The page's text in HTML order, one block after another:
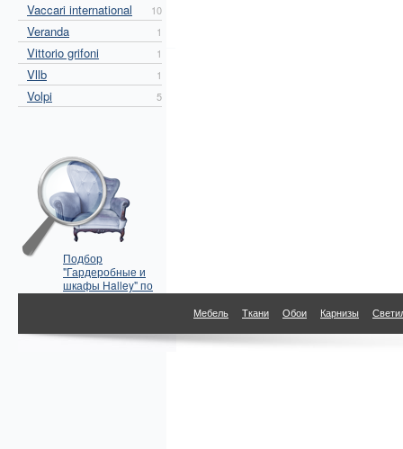
Vaccari international 10
Veranda 1
Vittorio grifoni 1
Vllb 1
Volpi 5
Подбор
"Гардеробные и
шкафы Halley" по
параметрам
Мебель Ткани Обои Карнизы